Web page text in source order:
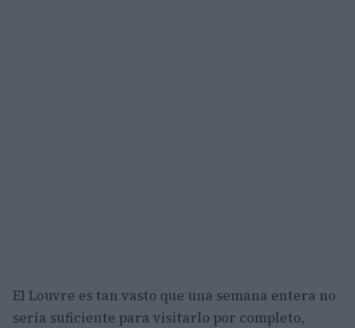
El Louvre es tan vasto que una semana entera no
sería suficiente para visitarlo por completo,